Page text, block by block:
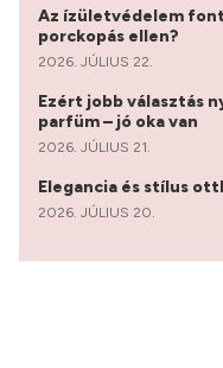
Az ízületvédelem
porckopás ellen?
2026. JÚLIUS 22.
Ezért jobb választás
parfüm – jó oka van
2026. JÚLIUS 21.
Elegancia és stílus
2026. JÚLIUS 20.